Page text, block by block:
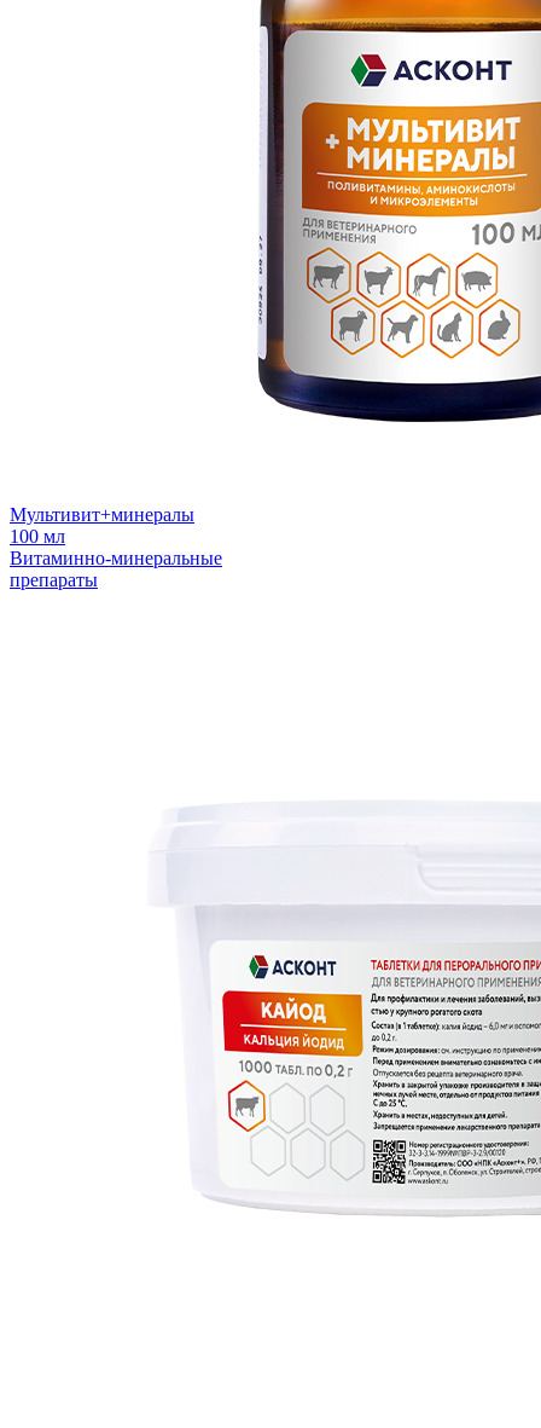
Мультивит+минералы
100 мл
Витаминно-минеральные
препараты